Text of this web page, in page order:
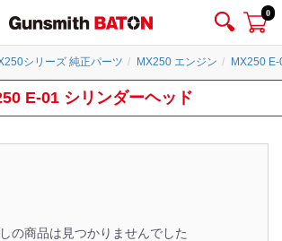
0
シリーズ 純正パーツ MX250 エンジン MX250
E-01 シリンダーヘッド
の商品は見つかりませんでした